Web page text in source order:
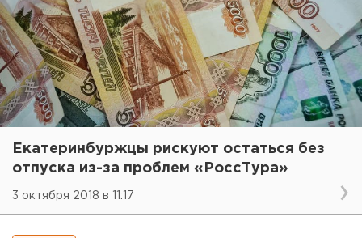
Екатеринбуржцы рискуют остаться без
отпуска из-за проблем «РоссТура»
3 октября 2018 в 11:17